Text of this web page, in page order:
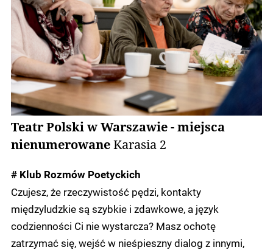
Teatr Polski w Warszawie - miejsca
nienumerowaneKarasia 2
# Klub Rozmów Poetyckich
Czujesz, że rzeczywistość pędzi, kontakty
międzyludzkie są szybkie i zdawkowe, a język
codzienności Ci nie wystarcza? Masz ochotę
zatrzymać się, wejść w nieśpieszny dialog z innymi,